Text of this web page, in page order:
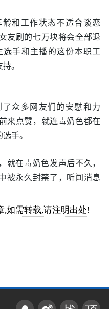
和工作状态不适合谈恋
友刷的七万块将会全部退
手和主播的这份本职工
。
众多网友们的安慰和力
来点赞，就连毒奶色都在
手。
就在毒奶色发声后不久，
被永久封禁了，听闻消息
,如需转载,请注明出处!